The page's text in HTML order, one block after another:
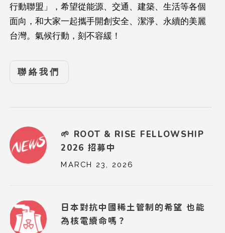
行動聯盟」，希望從能源、交通、建築、生活等各個
面向，和大家一起攜手開創安全、潔淨、永續的美麗
台灣。氣候行動，刻不容緩！
聯絡我們
🌱 ROOT & RISE FELLOWSHIP
2026 招募中
MARCH 23, 2026
日本對抗中國稀土管制的希望 也能
為核電續命嗎？